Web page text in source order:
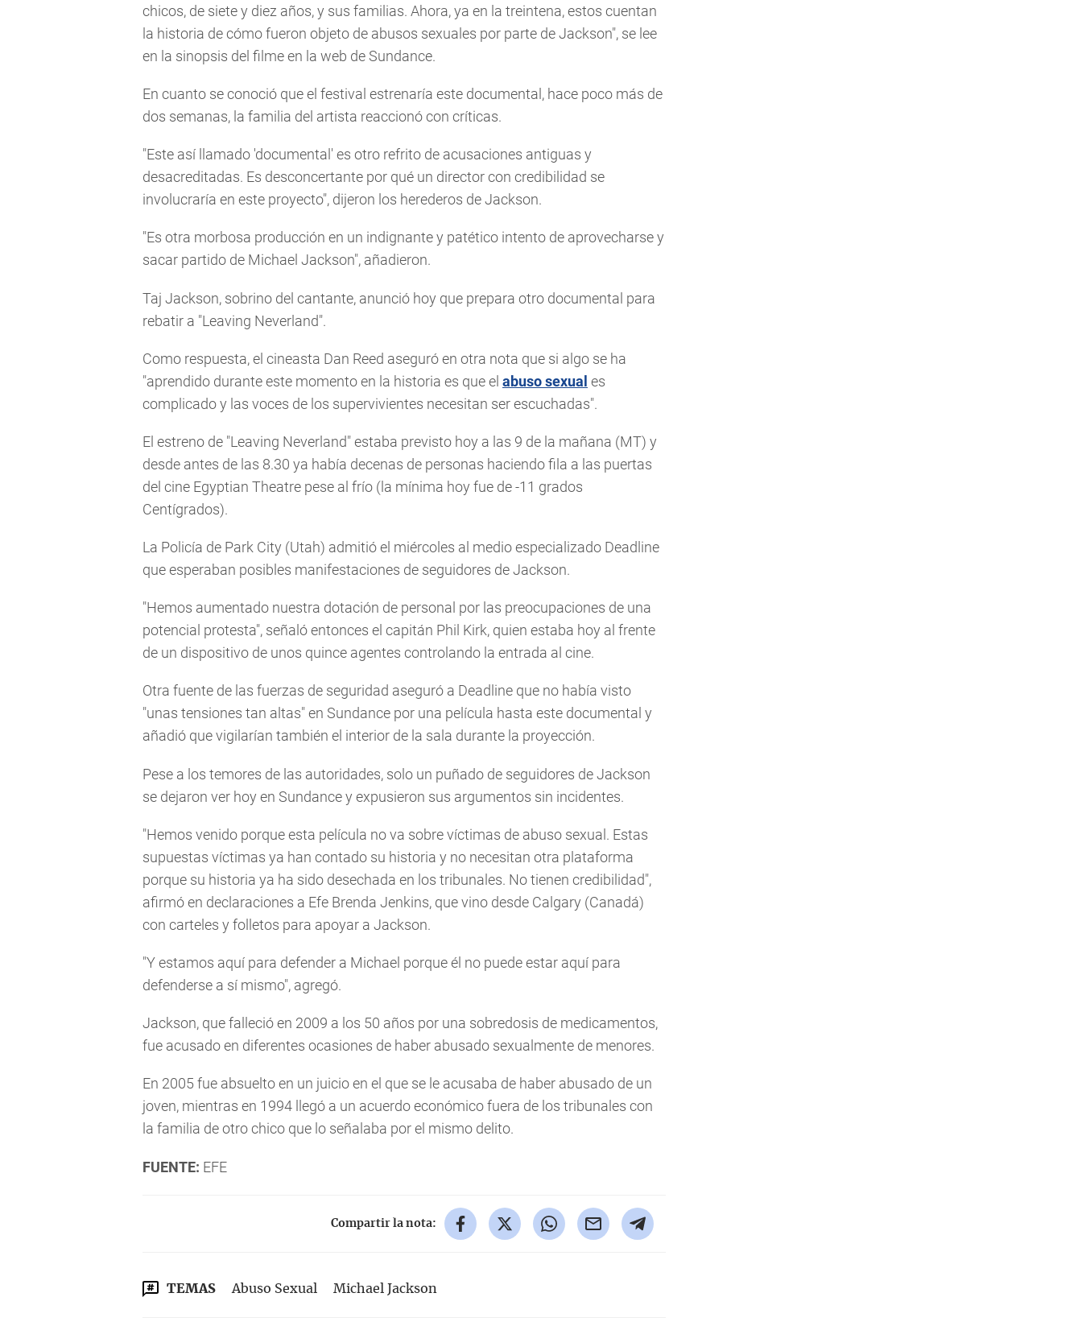
chicos, de siete y diez años, y sus familias. Ahora, ya en la treintena, estos cuentan
la historia de cómo fueron objeto de abusos sexuales por parte de Jackson", se lee
en la sinopsis del filme en la web de Sundance.
En cuanto se conoció que el festival estrenaría este documental, hace poco más de
dos semanas, la familia del artista reaccionó con críticas.
"Este así llamado 'documental' es otro refrito de acusaciones antiguas y
desacreditadas. Es desconcertante por qué un director con credibilidad se
involucraría en este proyecto", dijeron los herederos de Jackson.
"Es otra morbosa producción en un indignante y patético intento de aprovecharse y
sacar partido de Michael Jackson", añadieron.
Taj Jackson, sobrino del cantante, anunció hoy que prepara otro documental para
rebatir a "Leaving Neverland".
Como respuesta, el cineasta Dan Reed aseguró en otra nota que si algo se ha
"aprendido durante este momento en la historia es que el abuso sexual es
complicado y las voces de los supervivientes necesitan ser escuchadas".
El estreno de "Leaving Neverland" estaba previsto hoy a las 9 de la mañana (MT) y
desde antes de las 8.30 ya había decenas de personas haciendo fila a las puertas
del cine Egyptian Theatre pese al frío (la mínima hoy fue de -11 grados
Centígrados).
La Policía de Park City (Utah) admitió el miércoles al medio especializado Deadline
que esperaban posibles manifestaciones de seguidores de Jackson.
"Hemos aumentado nuestra dotación de personal por las preocupaciones de una
potencial protesta", señaló entonces el capitán Phil Kirk, quien estaba hoy al frente
de un dispositivo de unos quince agentes controlando la entrada al cine.
Otra fuente de las fuerzas de seguridad aseguró a Deadline que no había visto
"unas tensiones tan altas" en Sundance por una película hasta este documental y
añadió que vigilarían también el interior de la sala durante la proyección.
Pese a los temores de las autoridades, solo un puñado de seguidores de Jackson
se dejaron ver hoy en Sundance y expusieron sus argumentos sin incidentes.
"Hemos venido porque esta película no va sobre víctimas de abuso sexual. Estas
supuestas víctimas ya han contado su historia y no necesitan otra plataforma
porque su historia ya ha sido desechada en los tribunales. No tienen credibilidad",
afirmó en declaraciones a Efe Brenda Jenkins, que vino desde Calgary (Canadá)
con carteles y folletos para apoyar a Jackson.
"Y estamos aquí para defender a Michael porque él no puede estar aquí para
defenderse a sí mismo", agregó.
Jackson, que falleció en 2009 a los 50 años por una sobredosis de medicamentos,
fue acusado en diferentes ocasiones de haber abusado sexualmente de menores.
En 2005 fue absuelto en un juicio en el que se le acusaba de haber abusado de un
joven, mientras en 1994 llegó a un acuerdo económico fuera de los tribunales con
la familia de otro chico que lo señalaba por el mismo delito.
FUENTE: EFE
Compartir la nota:
TEMAS Abuso Sexual Michael Jackson